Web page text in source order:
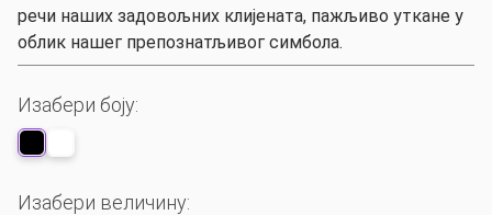
речи наших задовољних клијената, пажљиво уткане у
облик нашег препознатљивог симбола.
Изабери боју:
Изабери величину: